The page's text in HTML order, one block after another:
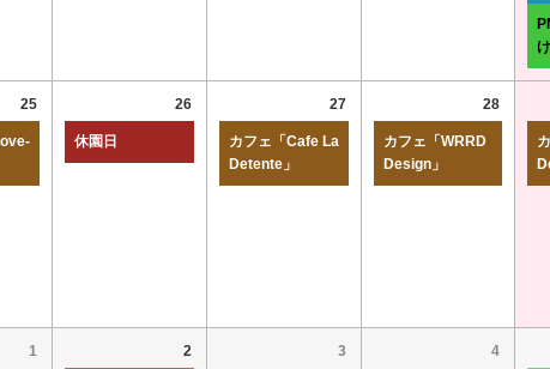
25 26
休園日
27
カフェ「Cafe La
Detente」
28
カフェ「WRRD
Design」
1 2 3 4